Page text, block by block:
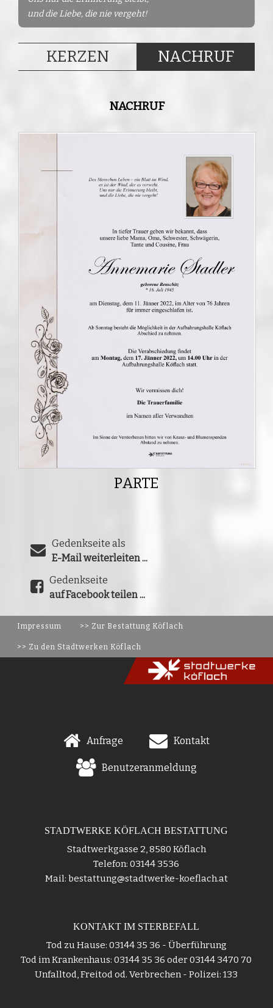
und die Liebe, die nie vergeht!
KERZEN NACHRUF
NACHRUF
PARTE
Gedenkseite als
E-Mail weiterleiten ...
Gedenkseite
auf Facebook teilen ...
Impressum >> Zur Bestattung Köflach
>> Zu den Stadtwerken Köflach
Anfrage Kontakt
Benutzeranmeldung
STADTWERKE KÖFLACH BESTATTUNG
Stadtwerkgasse 2, 8580 Köflach
Telefon: 03144 3536
Mail: bestattung@stadtwerke-koeflach.at
KONTAKT IM STERBEFALL
Tod zu Hause: 03144 35 36 - Überführung
Tod im Krankenhaus: 03144 35 36 oder 03144 3470 70
Unfalltod, Freitod od. Verbrechen - Polizei: 133